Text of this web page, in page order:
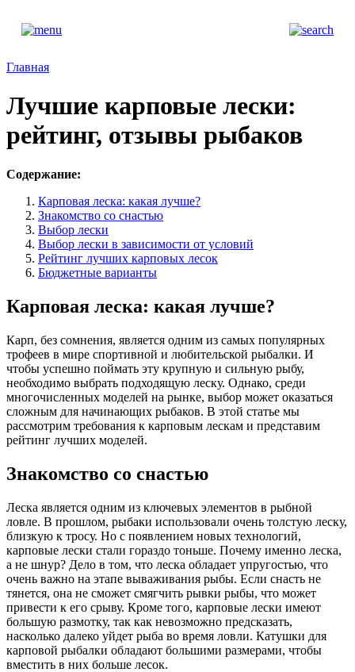
Главная
Лучшие карповые лески:
рейтинг, отзывы рыбаков
Содержание:
Карповая леска: какая лучше?
Знакомство со снастью
Выбор лески
Выбор лески в зависимости от условий
Рейтинг лучших карповых лесок
Бюджетные варианты
Карповая леска: какая лучше?
Карп, без сомнения, является одним из самых популярных
трофеев в мире спортивной и любительской рыбалки. И
чтобы успешно поймать эту крупную и сильную рыбу,
необходимо выбрать подходящую леску. Однако, среди
многочисленных моделей на рынке, выбор может оказаться
сложным для начинающих рыбаков. В этой статье мы
рассмотрим требования к карповым лескам и представим
рейтинг лучших моделей.
Знакомство со снастью
Леска является одним из ключевых элементов в рыбной
ловле. В прошлом, рыбаки использовали очень толстую леску,
близкую к тросу. Но с появлением новых технологий,
карповые лески стали гораздо тоньше. Почему именно леска,
а не шнур? Дело в том, что леска обладает упругостью, что
очень важно на этапе вываживания рыбы. Если снасть не
тянется, она не сможет смягчить рывки рыбы, что может
привести к его срыву. Кроме того, карповые лески имеют
большую размотку, так как невозможно предсказать,
насколько далеко уйдет рыба во время ловли. Катушки для
карповой рыбалки обладают большими размерами, чтобы
вместить в них больше лесок.